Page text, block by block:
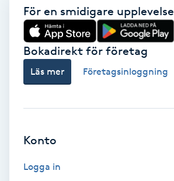
Fransborttagning
Fransfärgning
För en smidigare upplevelse
Bokadirekt för företag
Läs mer Företagsinloggning
Konto
Logga in